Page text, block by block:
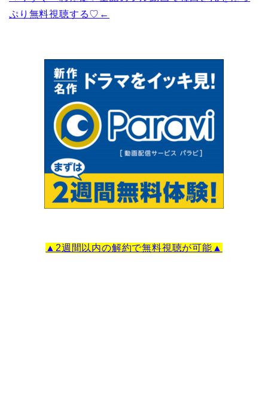
ぷり無料視聴する♡←
▲2週間以内の解約で無料視聴が可能▲